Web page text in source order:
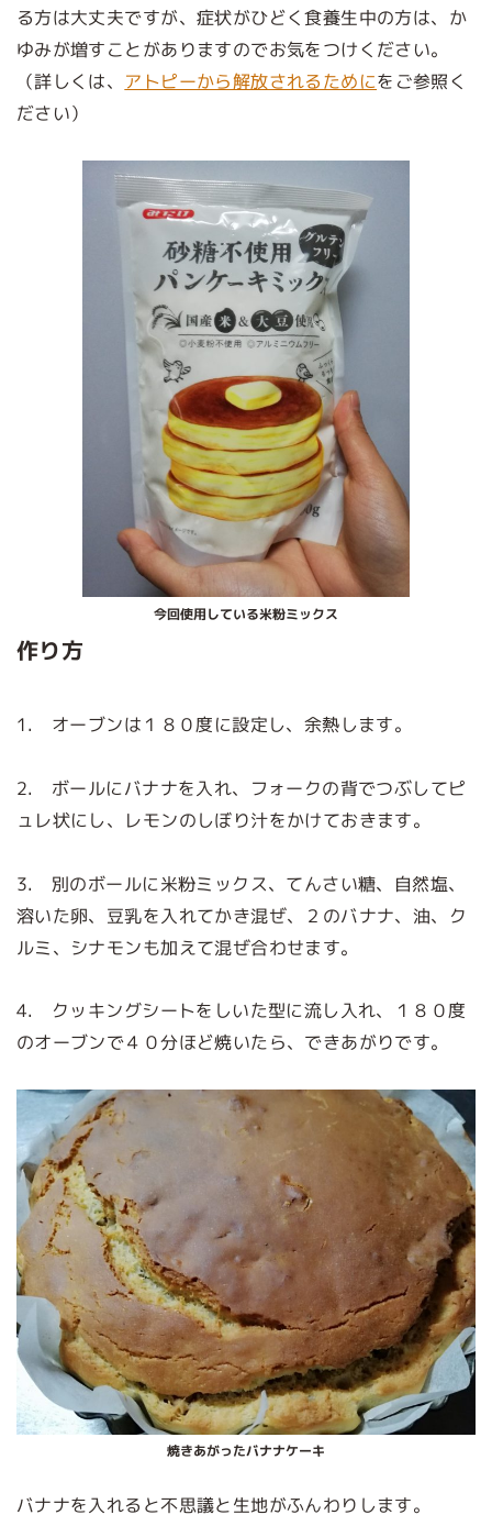
る方は大丈夫ですが、症状がひどく食養生中の方は、か
ゆみが増すことがありますのでお気をつけください。
（詳しくは、 アトピーから解放されるためにをご参照く
ださい）
今回使用している米粉ミックス
作り方
1. オーブンは１８０度に設定し、余熱します。
2. ボールにバナナを入れ、フォークの背でつぶしてピ
ュレ状にし、レモンのしぼり汁をかけておきます。
3. 別のボールに米粉ミックス、てんさい糖、自然塩、
溶いた卵、豆乳を入れてかき混ぜ、２のバナナ、油、ク
ルミ、シナモンも加えて混ぜ合わせます。
4. クッキングシートをしいた型に流し入れ、１８０度
のオーブンで４０分ほど焼いたら、できあがりです。
焼きあがったバナナケーキ
バナナを入れると不思議と生地がふんわりします。